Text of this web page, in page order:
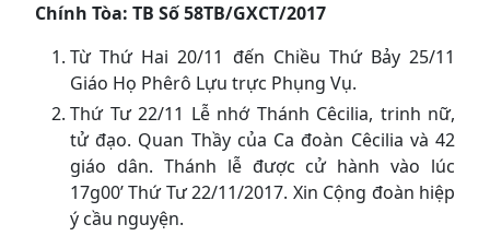
Chính Tòa: TB Số 58TB/GXCT/2017
Từ Thứ Hai 20/11 đến Chiều Thứ Bảy 25/11
Giáo Họ Phêrô Lựu trực Phụng Vụ.
Thứ Tư 22/11 Lễ nhớ Thánh Cêcilia, trinh nữ,
tử đạo. Quan Thầy của Ca đoàn Cêcilia và 42
giáo dân. Thánh lễ được cử hành vào lúc
17g00’ Thứ Tư 22/11/2017. Xin Cộng đoàn hiệp
ý cầu nguyện.